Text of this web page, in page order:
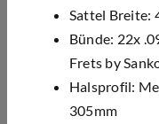
Sattel Breite:
Bünde: 22x
Frets by
Halsprofil:
305mm